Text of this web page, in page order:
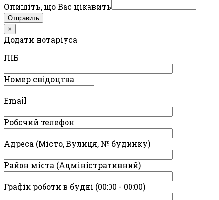
Опишіть, що Вас цікавить
Отправить
×
Додати нотаріуса
ПIБ
Номер свідоцтва
Email
Робочий телефон
Адреса (Місто, Вулиця, № будинку)
Район міста (Адміністративний)
Графік роботи в будні (00:00 - 00:00)